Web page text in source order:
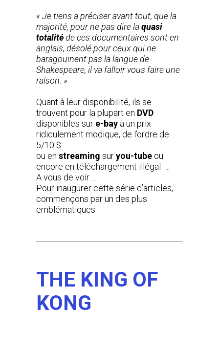
« Je tiens a préciser avant tout, que la
majorité, pour ne pas dire laquasi
totalitéde ces documentaires sont en
anglais, désolé pour ceux qui ne
baragouinent pas la langue de
Shakespeare, il va falloir vous faire une
raison. »
Quant à leur disponibilité, ils se
trouvent pour la plupart en DVD
disponibles sur e-bay à un prix
ridiculement modique, de l’ordre de
5/10 $
ou en streaming suryou-tube ou
encore en téléchargement illégal ….
A vous de voir …
Pour inaugurer cette série d’articles,
commençons par un des plus
emblématiques :
THE KING OF
KONG